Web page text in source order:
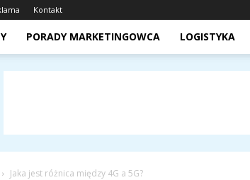
Kontakt
PORADY MARKETINGOWCA LOGISTYKA
Jaka jest różnica między 4G a 5G?